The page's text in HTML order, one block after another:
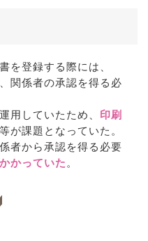
を登録する際には、
関係者の承認を得る必
用していたため、 印刷
等が課題となっていた。
者から承認を得る必要
かっていた。